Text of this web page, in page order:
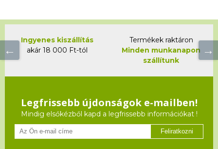
Ingyenes kiszállítás
akár 18 000 Ft-tól
Termékek raktáron
Minden munkanapon
szállítunk
Legfrissebb újdonságok e-mailben!
Mindig elsőkézből kapd a legfrissebb információkat !
Feliratkozni